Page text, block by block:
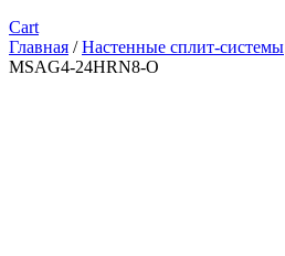
Cart
Главная /Настенные сплит-системы
MSAG4-24HRN8-O